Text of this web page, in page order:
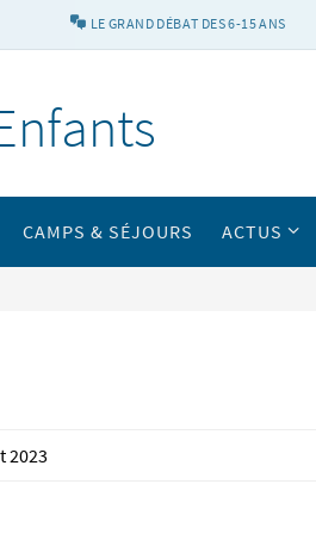
LE GRAND DÉBAT DES 6-15 ANS
CAMPS & SÉJOURS ACTUS
2023